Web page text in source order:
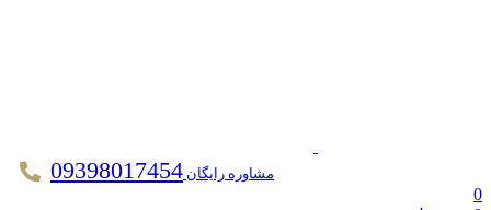
مشاوره رایگان 09398017454